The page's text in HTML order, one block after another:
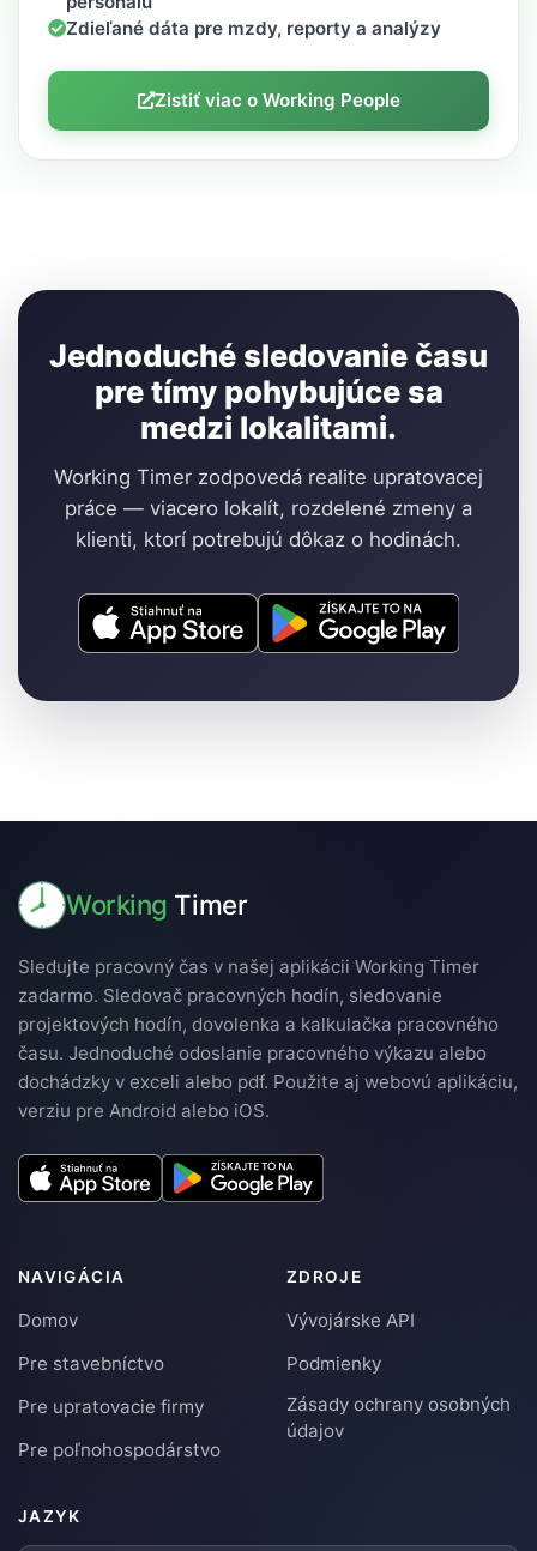
Zdieľané dáta pre mzdy, reporty a analýzy
Zistiť viac o Working People
Jednoduché sledovanie času
pre tímy pohybujúce sa
medzi lokalitami.
Working Timer zodpovedá realite upratovacej
práce — viacero lokalít, rozdelené zmeny a
klienti, ktorí potrebujú dôkaz o hodinách.
Working Timer
Sledujte pracovný čas v našej aplikácii Working Timer
zadarmo. Sledovač pracovných hodín, sledovanie
projektových hodín, dovolenka a kalkulačka pracovného
času. Jednoduché odoslanie pracovného výkazu alebo
dochádzky v exceli alebo pdf. Použite aj webovú aplikáciu,
verziu pre Android alebo iOS.
NAVIGÁCIA
Domov
Pre stavebníctvo
Pre upratovacie firmy
Pre poľnohospodárstvo
ZDROJE
Vývojárske API
Podmienky
Zásady ochrany osobných
údajov
JAZYK